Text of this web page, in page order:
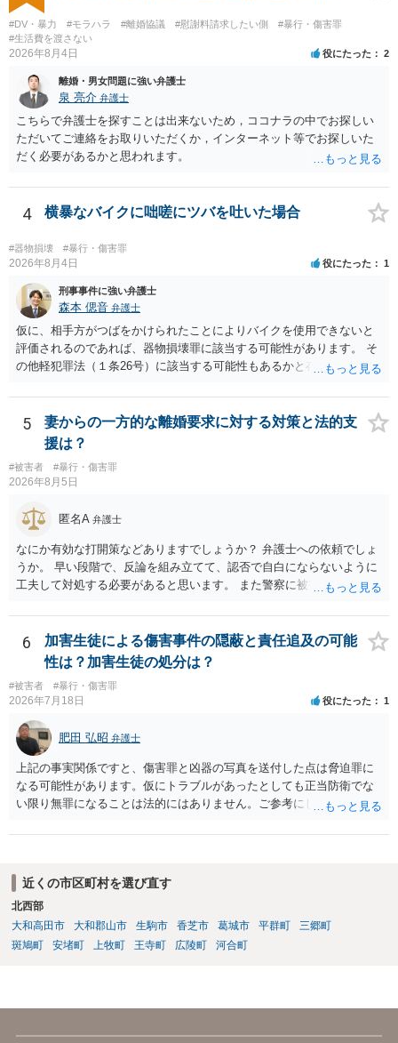
#DV・暴力 #モラハラ #離婚協議 #慰謝料請求したい側
#暴行・傷害罪
#生活費を渡さない
2026年8月4日 役にたった 2
離婚・男女問題に強い弁護士
泉 亮介 弁護士
こちらで弁護士を探すことは出来ないため，ココナラの中でお探しい
ただいてご連絡をお取りいただくか，インターネット等でお探しいた
だく必要があるかと思われます。
4 横暴なバイクに咄嗟にツバを吐いた場合
#器物損壊 #暴行・傷害罪
2026年8月4日 役にたった 1
刑事事件に強い弁護士
森本 偲音 弁護士
仮に、相手方がつばをかけられたことによりバイクを使用できないと
評価されるのであれば、器物損壊罪に該当する可能性があります。 そ
の他軽犯罪法（１条26号）に該当する可能性もあるかと存じます。 確
ご相談者様の対応によってはご相談者の方にも責任が生じてしまう 可
能性がございますので、冷静にご対応いただくようご留意いただけれ
ばと存じます。 以上、ご参考までに。
5
妻からの一方的な離婚要求に対する対策と法的支
援は？
#被害者 #暴行・傷害罪
2026年8月5日
匿名A 弁護士
なにか有効な打開策などありますでしょうか？ 弁護士への依頼でしょ
うか。 早い段階で、反論を組み立てて、認否で自白にならないように
工夫して対処する必要があると思います。 また警察に被害届を出すと
告訴状を作って証拠をそろえて出すことでしょう。
6
加害生徒による傷害事件の隠蔽と責任追及の可能
性は？加害生徒の処分は？
#被害者 #暴行・傷害罪
2026年7月18日 役にたった 1
肥田 弘昭 弁護士
上記の事実関係ですと、傷害罪と凶器の写真を送付した点は脅迫罪に
なる可能性があります。仮にトラブルがあったとしても正当防衛でな
い限り無罪になることは法的にはありません。ご参考にしてくださ
近くの市区町村を選び直す
北西部
大和高田市
大和郡山市 生駒市 香芝市 葛城市 平群町
三郷町
斑鳩町
安堵町 上牧町 王寺町 広陵町 河合町